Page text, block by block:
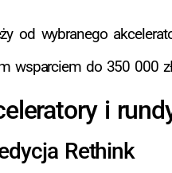
od wybranego
wsparciem do 350 000
i
Rethink